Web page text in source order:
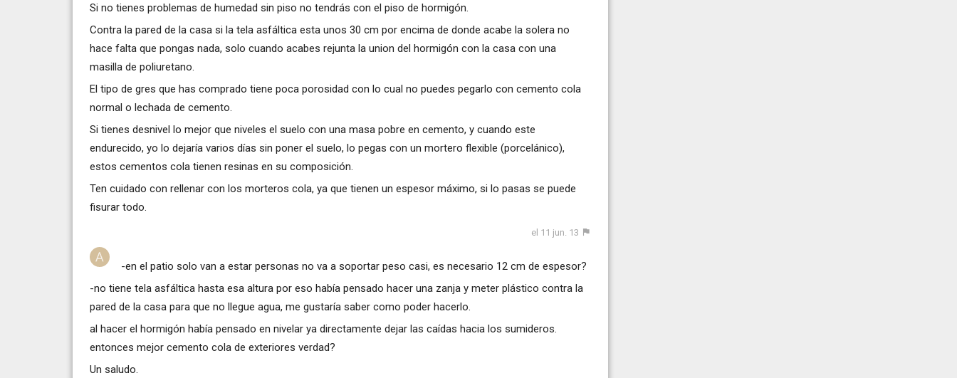
Si no tienes problemas de humedad sin piso no tendrás con el piso de hormigón.
Contra la pared de la casa si la tela asfáltica esta unos 30 cm por encima de donde acabe la solera no
hace falta que pongas nada, solo cuando acabes rejunta la union del hormigón con la casa con una
masilla de poliuretano.
El tipo de gres que has comprado tiene poca porosidad con lo cual no puedes pegarlo con cemento cola
normal o lechada de cemento.
Si tienes desnivel lo mejor que niveles el suelo con una masa pobre en cemento, y cuando este
endurecido, yo lo dejaría varios días sin poner el suelo, lo pegas con un mortero flexible (porcelánico),
estos cementos cola tienen resinas en su composición.
Ten cuidado con rellenar con los morteros cola, ya que tienen un espesor máximo, si lo pasas se puede
fisurar todo.
el 11 jun. 13
-en el patio solo van a estar personas no va a soportar peso casi, es necesario 12 cm de espesor?
-no tiene tela asfáltica hasta esa altura por eso había pensado hacer una zanja y meter plástico contra la
pared de la casa para que no llegue agua, me gustaría saber como poder hacerlo.
al hacer el hormigón había pensado en nivelar ya directamente dejar las caídas hacia los sumideros.
entonces mejor cemento cola de exteriores verdad?
Un saludo.